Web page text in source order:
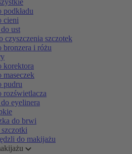
podkładu
cieni
ust
czyszczenia szczotek
bronzera i różu
korektora
maseczek
pudru
rozświetlacza
eyelinera
do brwi
do makijażu